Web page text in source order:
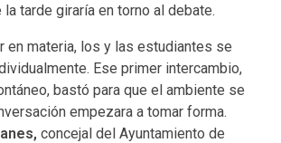
tarde giraría en torno al debate.
en materia, los y las estudiantes se
Ese primer intercambio,
bastó para que el ambiente se
empezara a tomar forma.
concejal del Ayuntamiento de